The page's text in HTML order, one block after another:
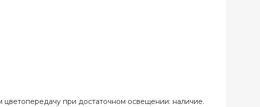
при достаточном освещении: наличие.